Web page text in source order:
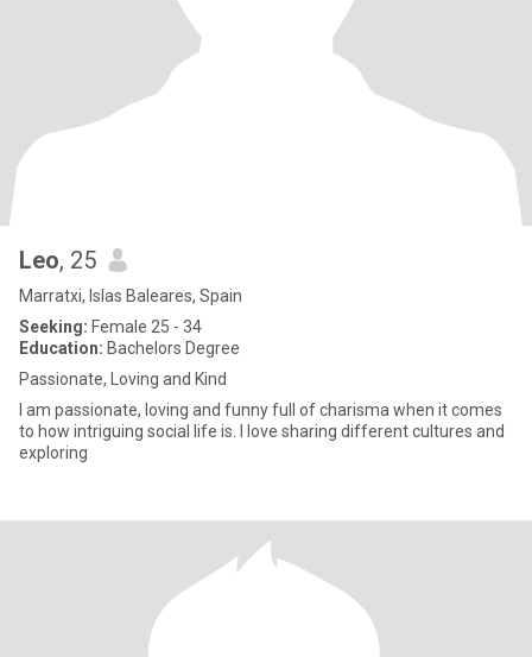
Leo, 25
Marratxi, Islas Baleares, Spain
Seeking: Female 25 - 34
Education: Bachelors Degree
Passionate, Loving and Kind
I am passionate, loving and funny full of charisma when it comes
to how intriguing social life is. I love sharing different cultures and
exploring